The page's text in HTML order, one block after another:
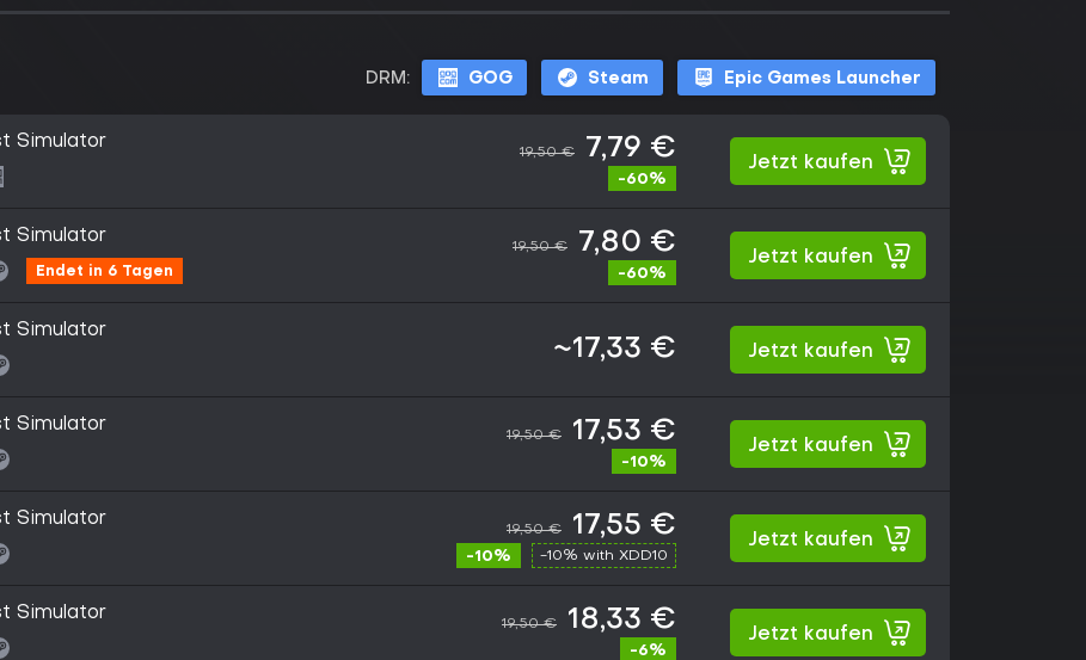
DRM: GOG Steam Epic Games Launcher
Simulator
19,50 € 7,79 €
-60%
Jetzt kaufen
Simulator
Endet in 6 Tagen
19,50 € 7,80 €
-60%
Jetzt kaufen
Simulator
~17,33 € Jetzt kaufen
Simulator
19,50 € 17,53 €
-10%
Jetzt kaufen
Simulator
19,50 € 17,55 €
-10% -10% with XDD10
Jetzt kaufen
Simulator
19,50 € 18,33 €
-6%
Jetzt kaufen